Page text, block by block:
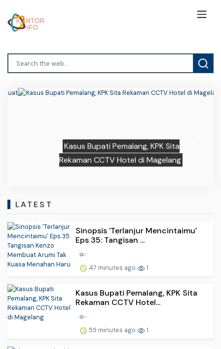
Kasus Bupati Pemalang, KPK Sita
Rekaman CCTV Hotel di Magelang
LATEST
Sinopsis 'Terlanjur Mencintaimu'
Eps 35: Tangisan ...
47 minutes ago 1
Kasus Bupati Pemalang, KPK Sita
Rekaman CCTV Hotel...
59 minutes ago 1